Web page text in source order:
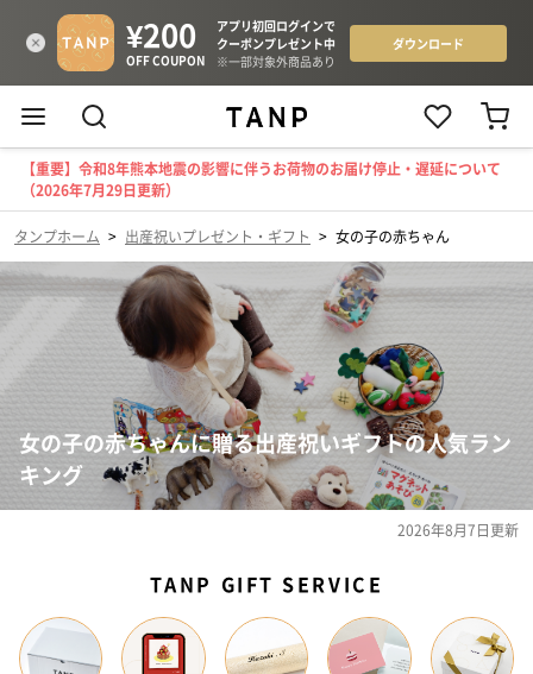
【重要】令和8年熊本地震の影響に伴うお荷物のお届け停止・遅延について
（2026年7月29日更新）
タンプホーム > 出産祝いプレゼント・ギフト > 女の子の赤ちゃん
女の子の赤ちゃんに贈る出産祝いギフトの人気ラン
キング
2026年8月7日更新
TANP GIFT SERVICE